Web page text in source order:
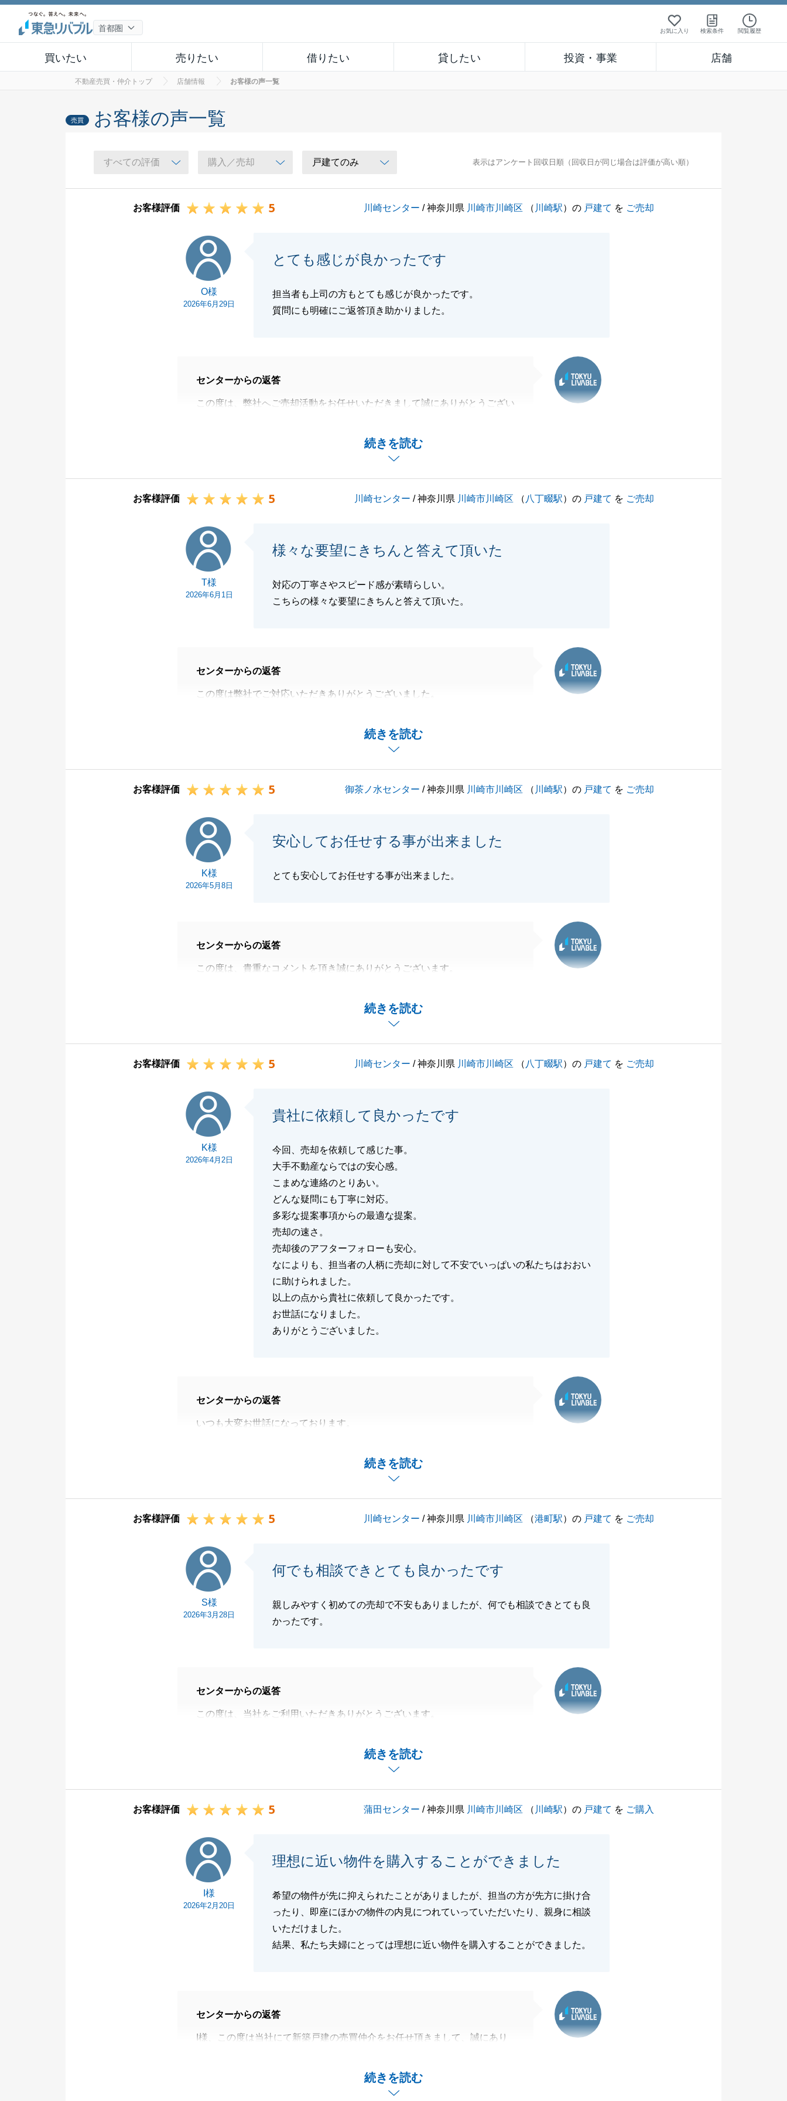
お気に入り 検索条件 閲覧履歴
買いたい 売りたい 借りたい 貸したい 投資・事業 店舗
不動産売買・仲介トップ 店舗情報 お客様の声一覧
売買 お客様の声一覧
表示はアンケート回収日順（回収日が同じ場合は評価が高い順）
お客様評価 5 川崎センター / 神奈川県 川崎市川崎区 （ 川崎駅）の 戸建て を ご売却
O様
2026年6月29日
とても感じが良かったです
担当者も上司の方もとても感じが良かったです。
質問にも明確にご返答頂き助かりました。
続きを読む
センターからの返答
この度は、弊社へご売却活動をお任せいただきまして誠にありがとうござい
多々ご依頼事項がありましたが、O様のご協力があり無事に終えることがで
引き続きよろしくお願いいたします。
お客様評価 5 川崎センター / 神奈川県 川崎市川崎区 （ 八丁畷駅）の 戸建て を ご売却
T様
2026年6月1日
様々な要望にきちんと答えて頂いた
対応の丁寧さやスピード感が素晴らしい。
こちらの様々な要望にきちんと答えて頂いた。
続きを読む
センターからの返答
この度は弊社でご対応いただきありがとうございました。
スムーズなご対応ができたこともT様のおかげです。
引き続きどうぞ宜しくお願い申し上げます。
お客様評価 5 御茶ノ水センター / 神奈川県 川崎市川崎区 （ 川崎駅）の 戸建て を ご売却
K様
2026年5月8日
安心してお任せする事が出来ました
とても安心してお任せする事が出来ました。
続きを読む
センターからの返答
この度は、貴重なコメントを頂き誠にありがとうございます。
よろしくお願いいたします。
お客様評価 5 川崎センター / 神奈川県 川崎市川崎区 （ 八丁畷駅）の 戸建て を ご売却
K様
2026年4月2日
貴社に依頼して良かったです
今回、売却を依頼して感じた事。
大手不動産ならではの安心感。
こまめな連絡のとりあい。
どんな疑問にも丁寧に対応。
多彩な提案事項からの最適な提案。
売却の速さ。
売却後のアフターフォローも安心。
なによりも、担当者の人柄に売却に対して不安でいっぱいの私たちはおおい
に助けられました。
以上の点から貴社に依頼して良かったです。
お世話になりました。
ありがとうございました。
続きを読む
センターからの返答
いつも大変お世話になっております。
無事にご決済を迎えられたこと、私自身大変嬉しく感じております。
談」をご利用していただきたく存じます。
さい。
引き続きどうぞ宜しくお願い申し上げます。
お客様評価 5 川崎センター / 神奈川県 川崎市川崎区 （港町駅）の 戸建て を ご売却
S様
2026年3月28日
何でも相談できとても良かったです
親しみやすく初めての売却で不安もありましたが、何でも相談できとても良
かったです。
続きを読む
センターからの返答
この度は、当社をご利用いただきありがとうございます。
ばと存じます。
閉じる
お客様評価 5 蒲田センター / 神奈川県 川崎市川崎区 （ 川崎駅）の 戸建て を ご購入
I様
2026年2月20日
理想に近い物件を購入することができました
希望の物件が先に抑えられたことがありましたが、担当の方が先方に掛け合
ったり、即座にほかの物件の内見につれていっていただいたり、親身に相談
いただけました。
結果、私たち夫婦にとっては理想に近い物件を購入することができました。
続きを読む
センターからの返答
I様、この度は当社にて新築戸建の売買仲介をお任せ頂きまして、誠にあり
また、私の対応につきまして、身に余るお言葉をいただき大変嬉しく、深く